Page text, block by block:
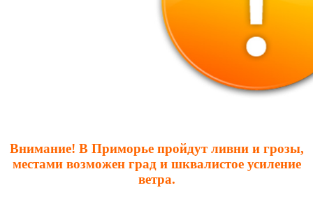
Внимание! В Приморье пройдут ливни и грозы,
местами возможен град и шквалистое усиление
ветра.